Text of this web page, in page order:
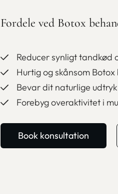
Fordele ved Botox
Reducer synligt tandkød
Hurtig og skånsom
Bevar dit naturlige
Forebyg overaktivitet i
Book konsultation